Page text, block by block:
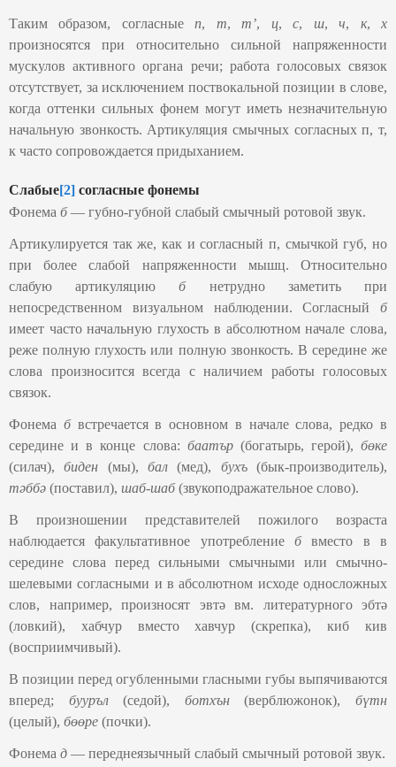
Таким образом, согласныеп, т,тʼ, ц,с, ш,ч, к,х
произносятся при относительно сильной напряженности
мускулов активного органа речи; работа голосовых связок
отсутствует, за исключением поствокальной позиции в слове,
когда оттенки сильных фонем могут иметь незначительную
начальную звонкость. Артикуляция смычных согласных п, т,
к часто сопровождается придыханием.
Слабые[2] согласные фонемы
Фонема б— губно-губной слабый смычный ротовой звук.
Артикулируется так же, как и согласный п, смычкой губ, но
при более слабой напряженности мышц. Относительно
слабую артикуляциюбнетрудно заметить при
непосредственном визуальном наблюдении. Согласный б
имеет часто начальную глухость в абсолютном начале слова,
реже полную глухость или полную звонкость. В середине же
слова произносится всегда с наличием работы голосовых
связок.
Фонема бвстречается в основном в начале слова, редко в
середине и в конце слова: баатър (богатырь, герой), бөке
(силач),биден (мы),бал(мед), бухъ(бык-производитель),
тәббә (поставил), шаб-шаб(звукоподражательное слово).
В произношении представителей пожилого возраста
наблюдается факультативное употребление бвместо в в
середине слова перед сильными смычными или смычно-
шелевыми согласными и в абсолютном исходе односложных
слов, например, произносят эвтә вм. литературного эбтә
(ловкий), хабчур вместо хавчур (скрепка), киб кив
(восприимчивый).
В позиции перед огубленными гласными губы выпячиваются
вперед; бууръл(седой), ботхън(верблюжонок),бүтн
(целый), бөөре (почки).
Фонема д — переднеязычный слабый смычный ротовой звук.